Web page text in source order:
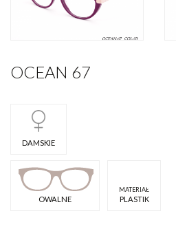
OCEAN 67
DAMSKIE
OWALNE
MATERIAŁ
PLASTIK